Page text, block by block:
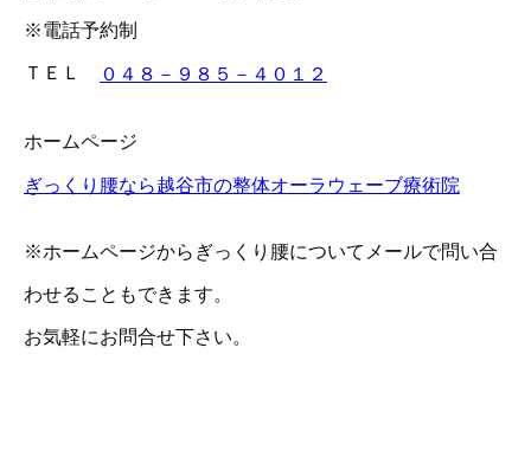
※電話予約制
ＴＥＬ ０４８－９８５－４０１２
ホームページ
ぎっくり腰なら越谷市の整体オーラウェーブ療術院
※ホームページからぎっくり腰についてメールで問い合
わせることもできます。
お気軽にお問合せ下さい。